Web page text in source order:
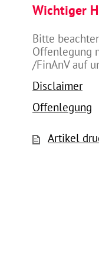
Wichtiger
Bitte
Offenlegung
/FinAnV auf
Disclaimer
Offenlegung
Artikel